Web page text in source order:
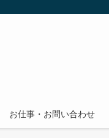
お仕事・お問い合わせ